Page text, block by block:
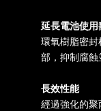
延長電池使用
環氧樹脂密
部，抑制腐蝕
長效性能
經過強化的